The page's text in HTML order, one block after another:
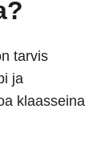
tarvis
ja
klaasseina